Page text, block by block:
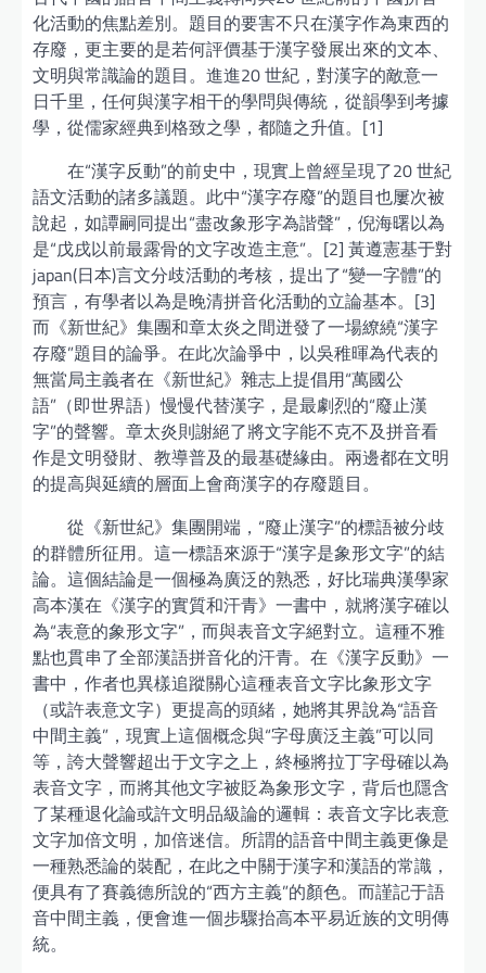
化活動的焦點差別。題目的要害不只在漢字作為東西的
存廢，更主要的是若何評價基于漢字發展出來的文本、
文明與常識論的題目。進進20 世紀，對漢字的敵意一
日千里，任何與漢字相干的學問與傳統，從韻學到考據
學，從儒家經典到格致之學，都隨之升值。[1]
在“漢字反動”的前史中，現實上曾經呈現了20 世紀
語文活動的諸多議題。此中“漢字存廢”的題目也屢次被
說起，如譚嗣同提出“盡改象形字為諧聲”，倪海曙以為
是“戊戌以前最露骨的文字改造主意”。[2] 黃遵憲基于對
japan(日本)言文分歧活動的考核，提出了“變一字體”的
預言，有學者以為是晚清拼音化活動的立論基本。[3]
而《新世紀》集團和章太炎之間迸發了一場繚繞“漢字
存廢”題目的論爭。在此次論爭中，以吳稚暉為代表的
無當局主義者在《新世紀》雜志上提倡用“萬國公
語”（即世界語）慢慢代替漢字，是最劇烈的“廢止漢
字”的聲響。章太炎則謝絕了將文字能不克不及拼音看
作是文明發財、教導普及的最基礎緣由。兩邊都在文明
的提高與延續的層面上會商漢字的存廢題目。
從《新世紀》集團開端，“廢止漢字”的標語被分歧
的群體所征用。這一標語來源于“漢字是象形文字”的結
論。這個結論是一個極為廣泛的熟悉，好比瑞典漢學家
高本漢在《漢字的實質和汗青》一書中，就將漢字確以
為“表意的象形文字”，而與表音文字絕對立。這種不雅
點也貫串了全部漢語拼音化的汗青。在《漢字反動》一
書中，作者也異樣追蹤關心這種表音文字比象形文字
（或許表意文字）更提高的頭緒，她將其界說為“語音
中間主義”，現實上這個概念與“字母廣泛主義”可以同
等，誇大聲響超出于文字之上，終極將拉丁字母確以為
表音文字，而將其他文字被貶為象形文字，背后也隱含
了某種退化論或許文明品級論的邏輯：表音文字比表意
文字加倍文明，加倍迷信。所謂的語音中間主義更像是
一種熟悉論的裝配，在此之中關于漢字和漢語的常識，
便具有了賽義德所說的“西方主義”的顏色。而謹記于語
音中間主義，便會進一個步驟抬高本平易近族的文明傳
統。